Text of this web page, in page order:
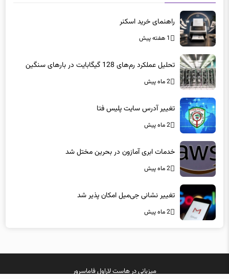
راهنمای خرید اسکنر
1 هفته پیش
تحلیل عملکرد رم‌های 128 گیگابایت در بارهای سنگین
2 ماه پیش
تغییر آدرس سایت پلیس فتا
2 ماه پیش
خدمات ابری آمازون در بحرین مختل شد
2 ماه پیش
تغییر نشانی جی‌میل امکان پذیر شد
2 ماه پیش
میزبانی درهاست لاراولفاماسرور